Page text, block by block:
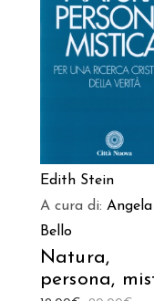
AGGIUNGI AL
CARRELLO
Edith Stein
A cura di:
Bello
Natura,
persona,